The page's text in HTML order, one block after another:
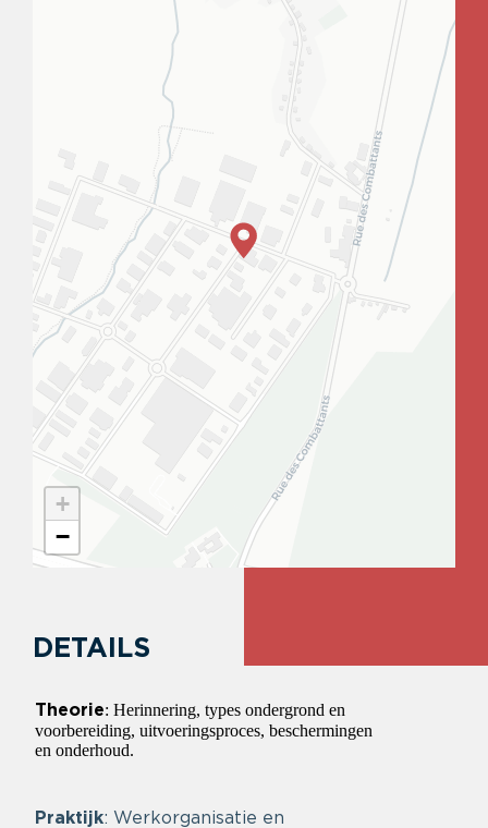
+
−
DETAILS
Theorie: Herinnering, types ondergrond en
voorbereiding, uitvoeringsproces, beschermingen
en onderhoud.
Praktijk: Werkorganisatie en